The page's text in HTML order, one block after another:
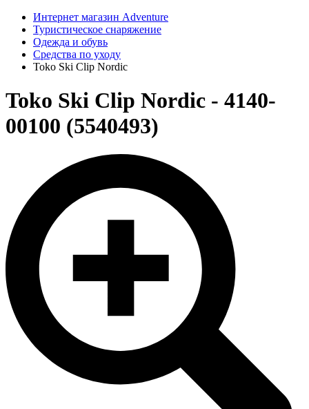
Интернет магазин Adventure
Туристическое снаряжение
Одежда и обувь
Средства по уходу
Toko Ski Clip Nordic
Toko Ski Clip Nordic - 4140-
00100 (5540493)